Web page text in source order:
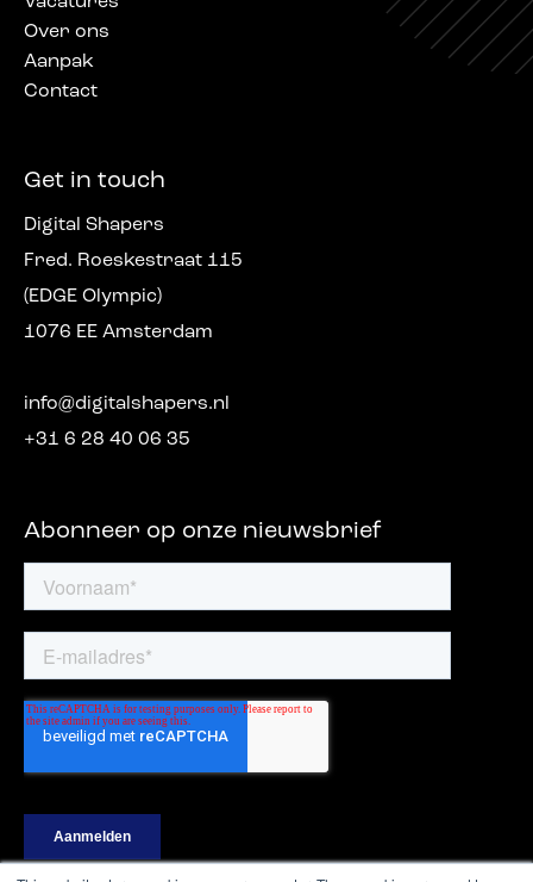
Over ons
Aanpak
Contact
Get in touch
Digital Shapers
Fred. Roeskestraat 115
(EDGE Olympic)
1076 EE Amsterdam
info@digitalshapers.nl
+31 6 28 40 06 35
Abonneer op onze nieuwsbrief